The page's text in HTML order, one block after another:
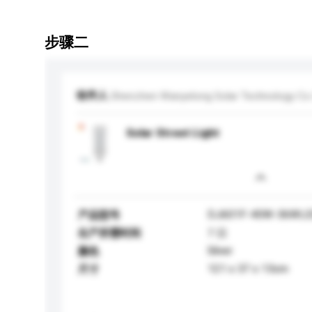
步骤二
收件人 Shenzhen Wanyelong Solar Technology Co
Solar Street Light
产品型号
DJ601F-40W-
生产所需时间
颜色
Silver
121 x 37 x 13cm